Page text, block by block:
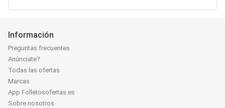
Información
Preguntas frecuentes
Anúnciate?
Todas las ofertas
Marcas
App Folletosofertas.es
Sobre nosotros